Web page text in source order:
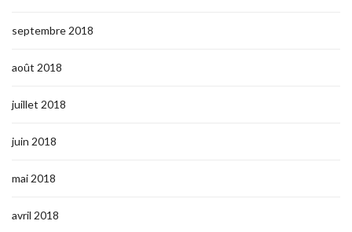
septembre 2018
août 2018
juillet 2018
juin 2018
mai 2018
avril 2018